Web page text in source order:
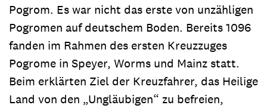
Pogrom. Es war nicht das erste von unzähligen
Pogromen auf deutschem Boden. Bereits 1096
fanden im Rahmen des ersten Kreuzzuges
Pogrome in Speyer, Worms und Mainz statt.
Beim erklärten Ziel der Kreuzfahrer, das Heilige
Land von den „Ungläubigen“ zu befreien,